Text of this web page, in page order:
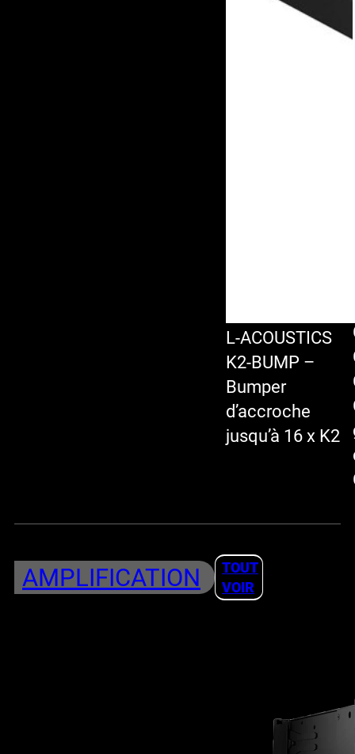
L-ACOUSTICS
K2-BUMP –
Bumper
d’accroche
jusqu’à 16 x K2
AMPLIFICATION
TOUT
VOIR